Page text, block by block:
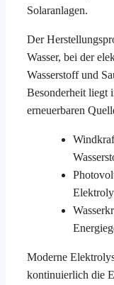
Solaranlagen.
Der
Wasser, bei der
Wasserstoff und
Besonderheit liegt
erneuerbaren
Moderne
kontinuierlich die